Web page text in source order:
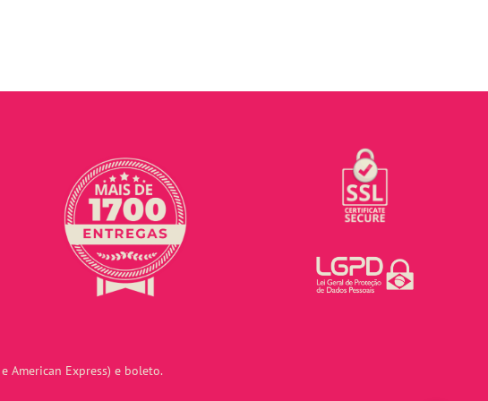
American Express) e boleto.